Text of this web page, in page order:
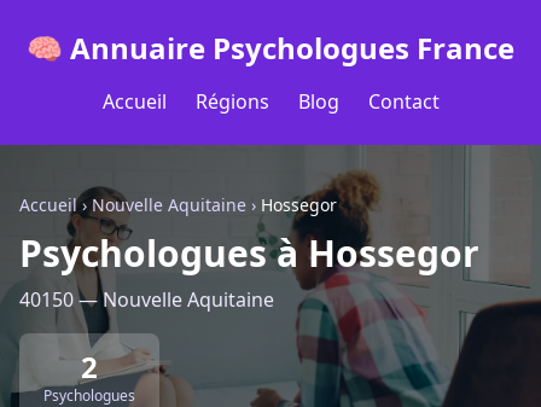
🧠 Annuaire Psychologues France
Accueil Régions Blog Contact
Accueil› Nouvelle Aquitaine › Hossegor
Psychologues à Hossegor
40150 — Nouvelle Aquitaine
2
Psychologues